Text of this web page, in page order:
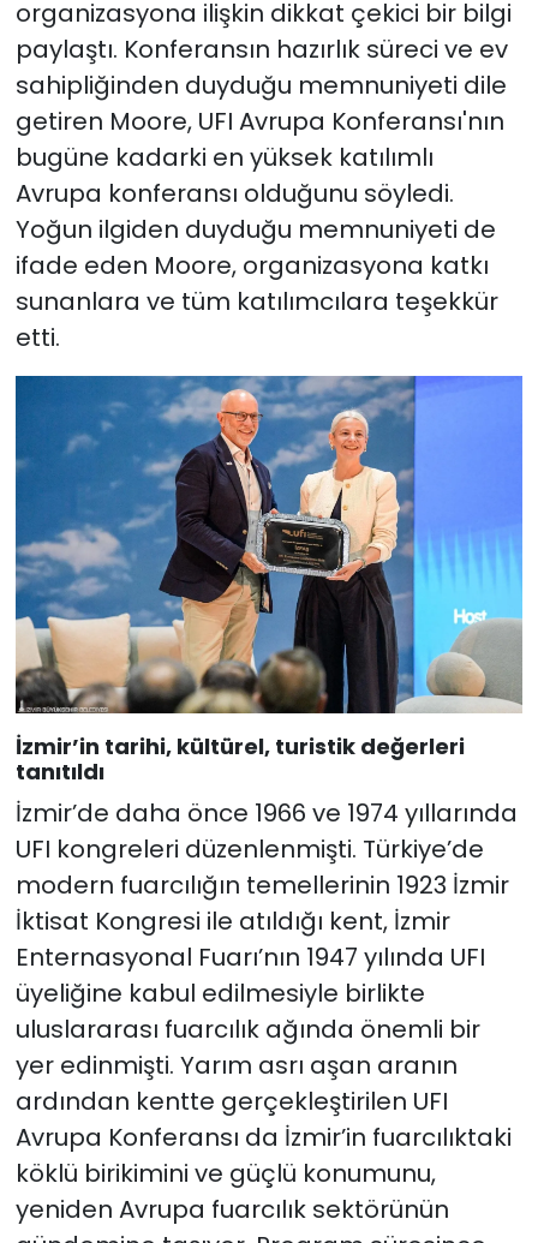
organizasyona ilişkin dikkat çekici bir bilgi
paylaştı. Konferansın hazırlık süreci ve ev
sahipliğinden duyduğu memnuniyeti dile
getiren Moore, UFI Avrupa Konferansı'nın
bugüne kadarki en yüksek katılımlı
Avrupa konferansı olduğunu söyledi.
Yoğun ilgiden duyduğu memnuniyeti de
ifade eden Moore, organizasyona katkı
sunanlara ve tüm katılımcılara teşekkür
etti.
İzmir’in tarihi, kültürel, turistik değerleri
tanıtıldı
İzmir’de daha önce 1966 ve 1974 yıllarında
UFI kongreleri düzenlenmişti. Türkiye’de
modern fuarcılığın temellerinin 1923 İzmir
İktisat Kongresi ile atıldığı kent, İzmir
Enternasyonal Fuarı’nın 1947 yılında UFI
üyeliğine kabul edilmesiyle birlikte
uluslararası fuarcılık ağında önemli bir
yer edinmişti. Yarım asrı aşan aranın
ardından kentte gerçekleştirilen UFI
Avrupa Konferansı da İzmir’in fuarcılıktaki
köklü birikimini ve güçlü konumunu,
yeniden Avrupa fuarcılık sektörünün